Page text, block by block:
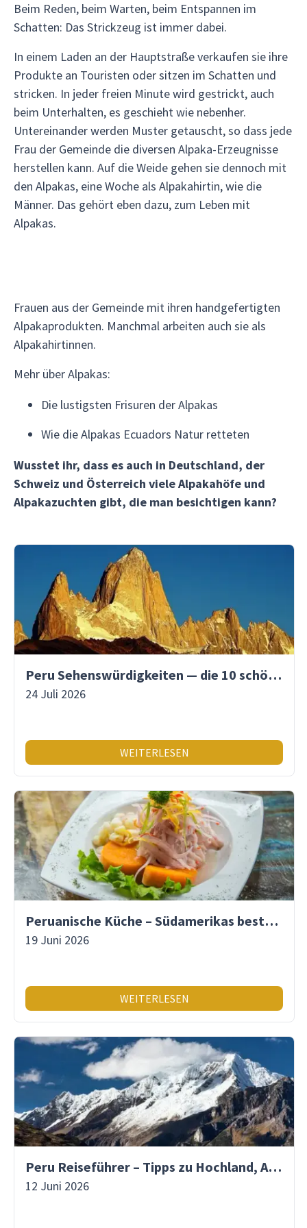
Beim Reden, beim Warten, beim Entspannen im
Schatten: Das Strickzeug ist immer dabei.
In einem Laden an der Hauptstraße verkaufen sie ihre
Produkte an Touristen oder sitzen im Schatten und
stricken. In jeder freien Minute wird gestrickt, auch
beim Unterhalten, es geschieht wie nebenher.
Untereinander werden Muster getauscht, so dass jede
Frau der Gemeinde die diversen Alpaka-Erzeugnisse
herstellen kann. Auf die Weide gehen sie dennoch mit
den Alpakas, eine Woche als Alpakahirtin, wie die
Männer. Das gehört eben dazu, zum Leben mit
Alpakas.
Frauen aus der Gemeinde mit ihren handgefertigten
Alpakaprodukten. Manchmal arbeiten auch sie als
Alpakahirtinnen.
Mehr über Alpakas:
Die lustigsten Frisuren der Alpakas
Wie die Alpakas Ecuadors Natur retteten
Wusstet ihr, dass es auch in Deutschland, der
Schweiz und Österreich viele Alpakahöfe und
Alpakazuchten gibt, die man besichtigen kann?
Peru Sehenswürdigkeiten — die 10 schönsten Orte
24 Juli 2026
WEITERLESEN
Peruanische Küche – Südamerikas beste Gastronomie
19 Juni 2026
WEITERLESEN
Peru Reiseführer – Tipps zu Hochland, Amazonas & Inka-Erbe
12 Juni 2026